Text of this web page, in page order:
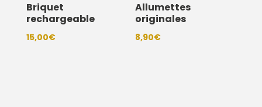
Briquet
rechargeable
15,00€
Allumettes
originales
8,90€